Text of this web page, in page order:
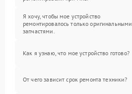
Я хочу, чтобы мое устройство
ремонтировалось только оригинальными
запчастями.
Как я узнаю, что мое устройство готово?
От чего зависит срок ремонта техники?